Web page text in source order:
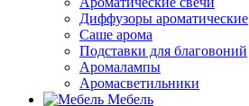
Диффузоры ароматические
Саше арома
Подставки для благовоний
Аромалампы
Аромасветильники
Мебель